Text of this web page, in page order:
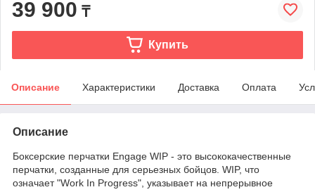
39 900 ₸
Купить
Описание Характеристики Доставка Оплата
Описание
Боксерские перчатки Engage WIP - это высококачественные
перчатки, созданные для серьезных бойцов. WIP, что
означает "Work In Progress", указывает на непрерывное